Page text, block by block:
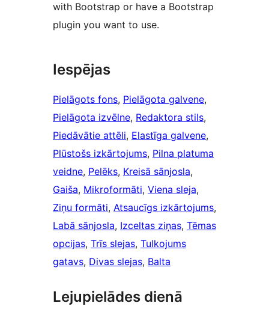
with Bootstrap or have a Bootstrap
plugin you want to use.
Iespējas
Pielāgots fons, Pielāgota galvene
Pielāgota izvēlne, Redaktora stils
Piedāvātie attēli, Elastīga galvene
Plūstošs izkārtojums, Pilna platuma
veidne, Pelēks, Kreisā sānjosla
Gaiša, Mikroformāti, Viena sleja
Ziņu formāti, Atsaucīgs izkārtojums
Labā sānjosla, Izceltas ziņas, Tēmas
opcijas, Trīs slejas, Tulkojums
gatavs, Divas slejas, Balta
Lejupielādes dienā